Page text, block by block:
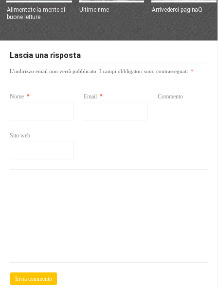
Alimentate la mente di
buone letture
Ultime rime Arrivederci paginaQ
Lascia una risposta
L'indirizzo email non verrà pubblicato. I campi obbligatori sono contrassegnati *
Nome * Email *
Sito web
Commento